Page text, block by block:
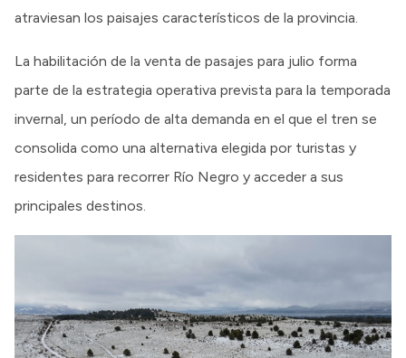
atraviesan los paisajes característicos de la provincia.
La habilitación de la venta de pasajes para julio forma
parte de la estrategia operativa prevista para la temporada
invernal, un período de alta demanda en el que el tren se
consolida como una alternativa elegida por turistas y
residentes para recorrer Río Negro y acceder a sus
principales destinos.